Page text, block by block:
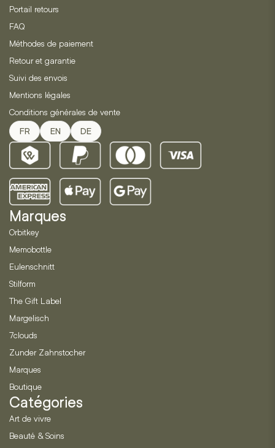
Portail retours
FAQ
Méthodes de paiement
Retour et garantie
Suivi des envois
Mentions légales
Conditions générales de vente
FR EN DE
Marques
Orbitkey
Memobottle
Eulenschnitt
Stilform
The Gift Label
Margelisch
7clouds
Zunder Zahnstocher
Marques
Boutique
Catégories
Art de vivre
Beauté & Soins